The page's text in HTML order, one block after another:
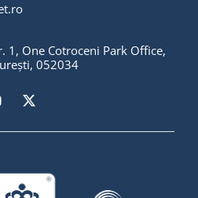
1, One Cotroceni Park Office,
052034